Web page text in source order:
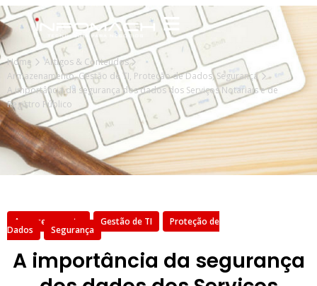
Home
Artigos & Conteúdos
Armazenamento,Gestão de TI, Proteção de Dados,Segurança
A importância da segurança dos dados dos Serviços Notariais e de
Registro Público
Armazenamento Gestão de TI Proteção de
Dados Segurança
A importância da segurança